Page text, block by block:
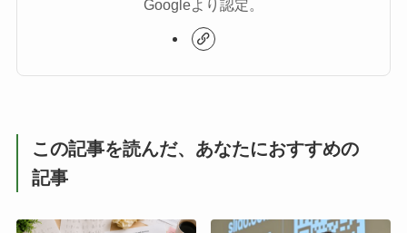
Googleより認定。
この記事を読んだ、あなたにおすすめの
記事